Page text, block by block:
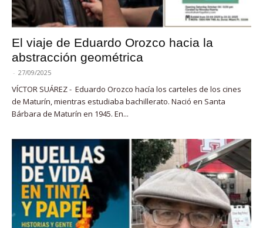
El viaje de Eduardo Orozco hacia la
abstracción geométrica
- 27/09/2025
VÍCTOR SUÁREZ - Eduardo Orozco hacía los carteles de los cines
de Maturín, mientras estudiaba bachillerato. Nació en Santa
Bárbara de Maturín en 1945. En...